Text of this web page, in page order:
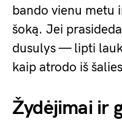
bando vienu metu
šoką. Jei
dusulys — lipti
kaip atrodo iš
Žydėjimai ir